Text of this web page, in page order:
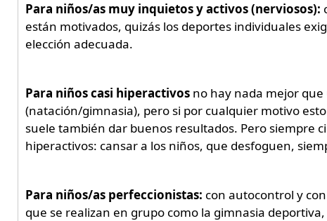
Para niños/as muy inquietos y activos (nerviosos):
están motivados, quizás los deportes individuales
elección adecuada.
Para niños casi hiperactivos no hay nada mejor
(natación/gimnasia), pero si por cualquier motivo
suele también dar buenos resultados. Pero siempre
hiperactivos: cansar a los niños, que desfoguen,
Para niños/as perfeccionistas: con autocontrol y
que se realizan en grupo como la gimnasia